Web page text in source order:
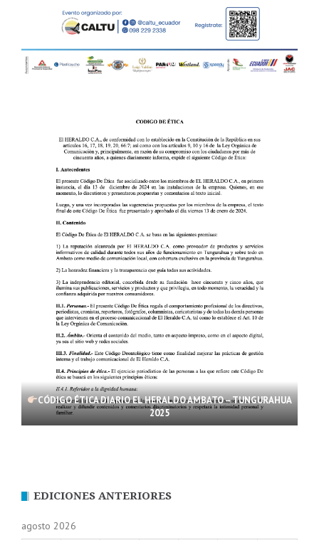
CÓDIGO ÉTICA DIARIO EL HERALDO AMBATO – TUNGURAHUA
2025
EDICIONES ANTERIORES
agosto 2026